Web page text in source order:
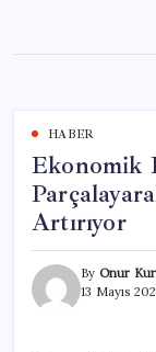
content
HABER
Ekonomik
Artırıyor
By Onur
13 Mayıs